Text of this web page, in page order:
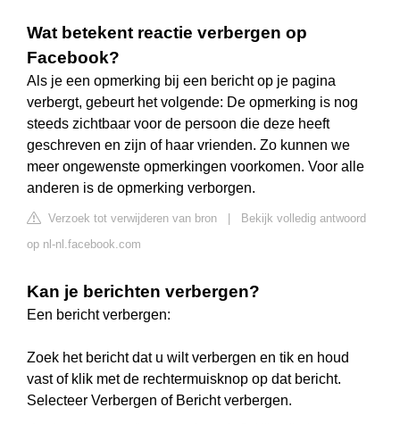
Wat betekent reactie verbergen op
Facebook?
Als je een opmerking bij een bericht op je pagina
verbergt, gebeurt het volgende: De opmerking is nog
steeds zichtbaar voor de persoon die deze heeft
geschreven en zijn of haar vrienden. Zo kunnen we
meer ongewenste opmerkingen voorkomen. Voor alle
anderen is de opmerking verborgen.
Verzoek tot verwijderen van bron
Bekijk volledig antwoord
op nl-nl.facebook.com
Kan je berichten verbergen?
Een bericht verbergen:
Zoek het bericht dat u wilt verbergen en tik en houd
vast of klik met de rechtermuisknop op dat bericht.
Selecteer Verbergen of Bericht verbergen.